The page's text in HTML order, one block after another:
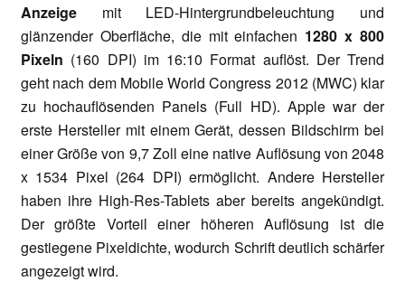
Anzeige mit LED-Hintergrundbeleuchtung und
glänzender Oberfläche, die mit einfachen 1280 x 800
Pixeln (160 DPI) im 16:10 Format auflöst. Der Trend
geht nach dem Mobile World Congress 2012 (MWC) klar
zu hochauflösenden Panels (Full HD). Apple war der
erste Hersteller mit einem Gerät, dessen Bildschirm bei
einer Größe von 9,7 Zoll eine native Auflösung von 2048
x 1534 Pixel (264 DPI) ermöglicht. Andere Hersteller
haben ihre High-Res-Tablets aber bereits angekündigt.
Der größte Vorteil einer höheren Auflösung ist die
gestiegene Pixeldichte, wodurch Schrift deutlich schärfer
angezeigt wird.